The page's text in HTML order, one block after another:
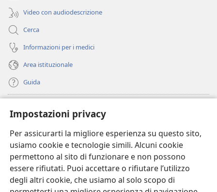
Impostazioni privacy
Per assicurarti la migliore esperienza su questo sito,
usiamo cookie e tecnologie simili. Alcuni cookie
permettono al sito di funzionare e non possono
essere rifiutati. Puoi accettare o rifiutare l’utilizzo
degli altri cookie, che usiamo al solo scopo di
Video con audiodescrizione
Cerca
Informazioni per i medici
Area istituzionale
Guida
(apre
una
nuova
finestra)
BIBLIOTECA ONLINE Watchtower
(apre
una
nuova
finestra)
JW Hub
(apre
una
nuova
finestra)
JW Library